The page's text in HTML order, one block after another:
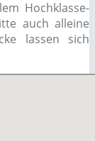
Hochklasse-
auch alleine
lassen sich